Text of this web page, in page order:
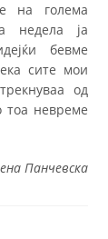
на голема
недела ја
бевме
сите мои
од
тоа невреме
Панчевска